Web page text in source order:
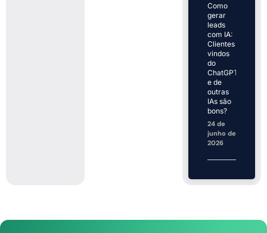
Como
gerar
leads
com IA:
Clientes
vindos
do
ChatGPT
e de
outras
IAs são
bons?
24 de
junho de
2026